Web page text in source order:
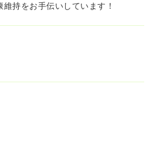
持をお手伝いしています！